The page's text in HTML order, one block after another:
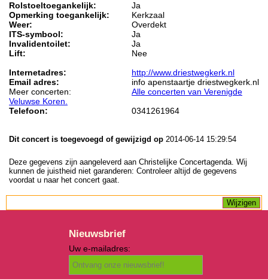
Rolstoeltoegankelijk:
Ja
Opmerking toegankelijk:
Kerkzaal
Weer:
Overdekt
ITS-symbool:
Ja
Invalidentoilet:
Ja
Lift:
Nee
Internetadres:
http://www.driestwegkerk.nl
Email adres:
info apenstaartje driestwegkerk.nl
Meer concerten:
Alle concerten van Verenigde
Veluwse Koren.
Telefoon:
0341261964
Dit concert is toegevoegd of gewijzigd op 2014-06-14 15:29:54
Deze gegevens zijn aangeleverd aan Christelijke Concertagenda. Wij
kunnen de juistheid niet garanderen: Controleer altijd de gegevens
voordat u naar het concert gaat.
Nieuwsbrief
Uw e-mailadres: